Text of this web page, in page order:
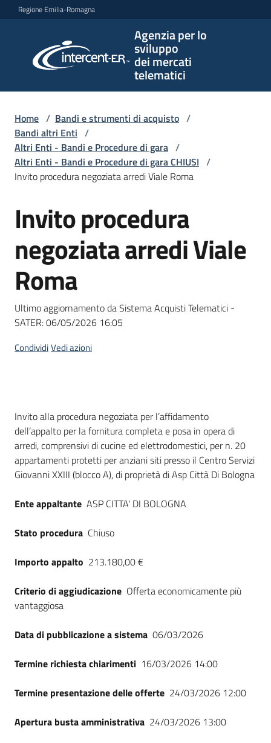
Vai al contenuto
Vai alla navigazione
Vai al footer
Regione Emilia-Romagna
Agenzia per lo
sviluppo
dei mercati
telematici
per lo
sviluppo
telematici
L'Agenzia
Bandi
strumenti
acquisto
Supporto
English
site
su
Home / Bandi e strumenti di acquisto /
Bandi altri Enti /
Altri Enti - Bandi e Procedure di gara /
Altri Enti - Bandi e Procedure di gara CHIUSI /
Invito procedura negoziata arredi Viale Roma
Salta al contenuto
Invito procedura
negoziata arredi Viale
Roma
Ultimo aggiornamento da Sistema Acquisti Telematici -
SATER:06/05/2026 16:05
CondividiVedi azioni
Dati del bando
Invito alla procedura negoziata per l’affidamento
dell’appalto per la fornitura completa e posa in opera di
arredi, comprensivi di cucine ed elettrodomestici, per n. 20
appartamenti protetti per anziani siti presso il Centro Servizi
Giovanni XXIII (blocco A), di proprietà di Asp Città Di Bologna
Ente appaltante ASP CITTA' DI BOLOGNA
Stato procedura Chiuso
Importo appalto 213.180,00 €
Criterio di aggiudicazione Offerta economicamente più
vantaggiosa
Data di pubblicazione a sistema 06/03/2026
Termine richiesta chiarimenti 16/03/2026 14:00
Termine presentazione delle offerte 24/03/2026 12:00
Apertura busta amministrativa 24/03/2026 13:00